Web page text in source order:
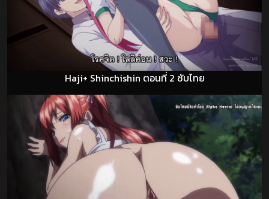
Haji+ Shinchishin ตอนที่ 2 ซับไทย